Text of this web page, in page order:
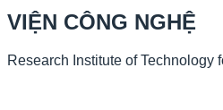
VIỆN CÔNG NGHỆ
Research Institute of Technology